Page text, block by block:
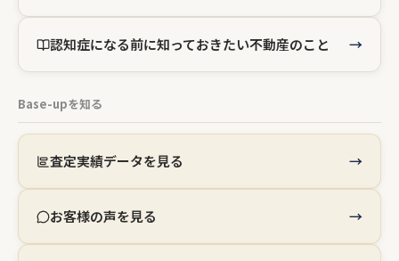
認知症になる前に知っておきたい不動産のこと
Base-upを知る
査定実績データを見る
お客様の声を見る